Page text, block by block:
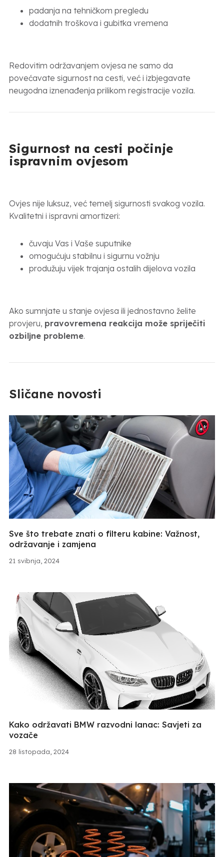
padanja na tehničkom pregledu
dodatnih troškova i gubitka vremena
Redovitim održavanjem ovjesa ne samo da
povećavate sigurnost na cesti, već i izbjegavate
neugodna iznenađenja prilikom registracije vozila.
Sigurnost na cesti počinje
ispravnim ovjesom
Ovjes nije luksuz, već temelj sigurnosti svakog vozila.
Kvalitetni i ispravni amortizeri:
čuvaju Vas i Vaše suputnike
omogućuju stabilnu i sigurnu vožnju
produžuju vijek trajanja ostalih dijelova vozila
Ako sumnjate u stanje ovjesa ili jednostavno želite
provjeru, pravovremena reakcija može spriječiti
ozbiljne probleme.
Sličane novosti
21 svibnja, 2024
Sve što trebate znati o filteru kabine: Važnost,
održavanje i zamjena
28 listopada, 2024
Kako održavati BMW razvodni lanac: Savjeti za
vozače